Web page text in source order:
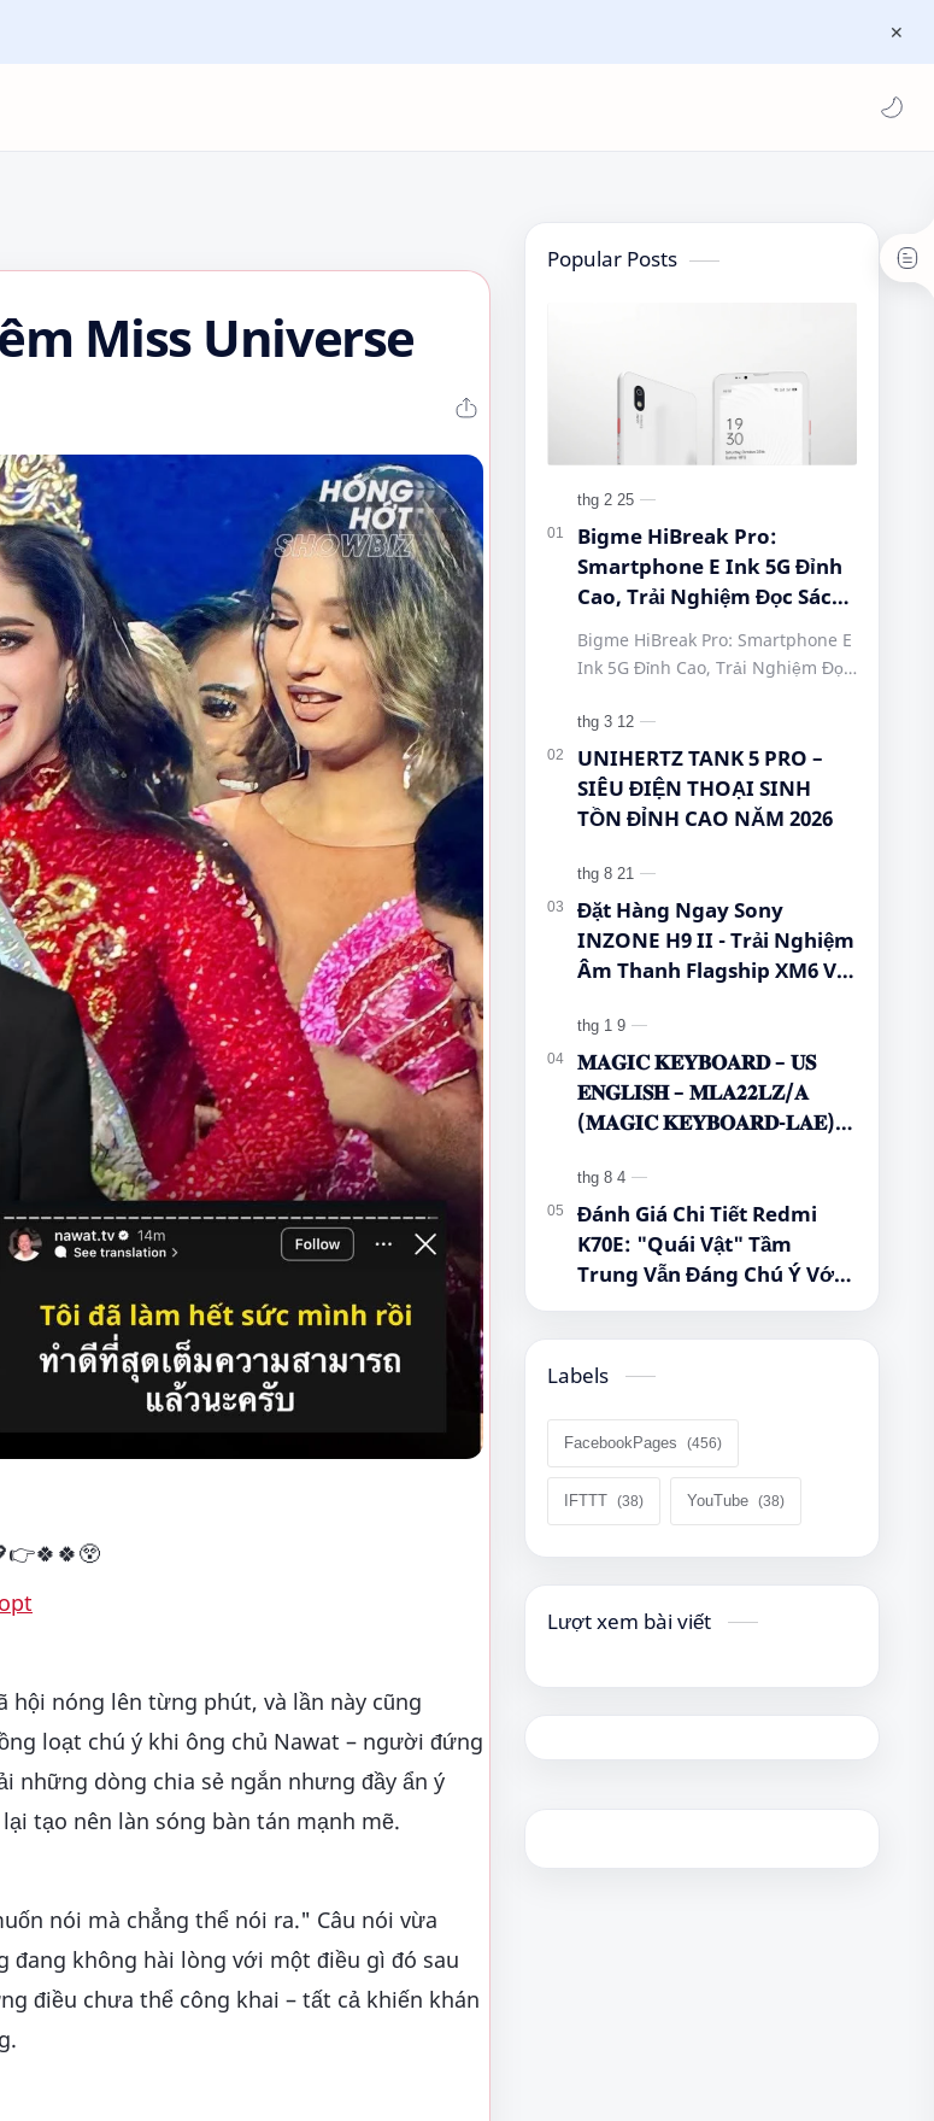
Miss Universe
hội nóng lên từng phút, và lần này cũng
loạt chú ý khi ông chủ Nawat – người đứng
những dòng chia sẻ ngắn nhưng đầy ẩn ý
tạo nên làn sóng bàn tán mạnh mẽ.
nói mà chẳng thể nói ra." Câu nói vừa
đang không hài lòng với một điều gì đó sau
điều chưa thể công khai – tất cả khiến khán
Popular Posts
Bigme HiBreak Pro:
Smartphone E Ink 5G Đỉnh
Cao, Trải Nghiệm Đọc Sách
Mobile! #BigmeHiBreakPro
#SmartphoneEInk
#QueenMobile
#HiBreakPro5G
#DienThoaiDocSach
#CongNgheMoi
#EInkPhone
#5GSmartphone
Bigme HiBreak Pro: Smartphone E
Ink 5G Đỉnh Cao, Trải Nghiệm Đọc
#BigmeHiBreakPro
#SmartphoneEInk #QueenMobile
#Hi…
UNIHERTZ TANK 5 PRO –
SIÊU ĐIỆN THOẠI SINH
TỒN ĐỈNH CAO NĂM 2026
Đặt Hàng Ngay Sony
INZONE H9 II - Trải Nghiệm
Âm Thanh Flagship XM6 Với
𝐌𝐀𝐆𝐈𝐂 𝐊𝐄𝐘𝐁𝐎𝐀𝐑𝐃 – 𝐔𝐒
𝐄𝐍𝐆𝐋𝐈𝐒𝐇 – 𝐌𝐋𝐀𝟐𝟐𝐋𝐙/𝐀
(𝐌𝐀𝐆𝐈𝐂 𝐊𝐄𝐘𝐁𝐎𝐀𝐑𝐃-𝐋𝐀𝐄)
Đánh Giá Chi Tiết Redmi
K70E: "Quái Vật" Tầm
Trung Vẫn Đáng Chú Ý Với
Hình 1.5K Và Pin 5.500 mAh
Labels
FacebookPages
IFTTT YouTube
Lượt xem bài viết